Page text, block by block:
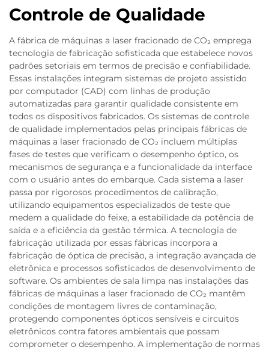
Controle de Qualidade
A fábrica de máquinas a laser fracionado de CO₂ emprega
tecnologia de fabricação sofisticada que estabelece novos
padrões setoriais em termos de precisão e confiabilidade.
Essas instalações integram sistemas de projeto assistido
por computador (CAD) com linhas de produção
automatizadas para garantir qualidade consistente em
todos os dispositivos fabricados. Os sistemas de controle
de qualidade implementados pelas principais fábricas de
máquinas a laser fracionado de CO₂ incluem múltiplas
fases de testes que verificam o desempenho óptico, os
mecanismos de segurança e a funcionalidade da interface
com o usuário antes do embarque. Cada sistema a laser
passa por rigorosos procedimentos de calibração,
utilizando equipamentos especializados de teste que
medem a qualidade do feixe, a estabilidade da potência de
saída e a eficiência da gestão térmica. A tecnologia de
fabricação utilizada por essas fábricas incorpora a
fabricação de óptica de precisão, a integração avançada de
eletrônica e processos sofisticados de desenvolvimento de
software. Os ambientes de sala limpa nas instalações das
fábricas de máquinas a laser fracionado de CO₂ mantêm
condições de montagem livres de contaminação,
protegendo componentes ópticos sensíveis e circuitos
eletrônicos contra fatores ambientais que possam
comprometer o desempenho. A implementação de normas